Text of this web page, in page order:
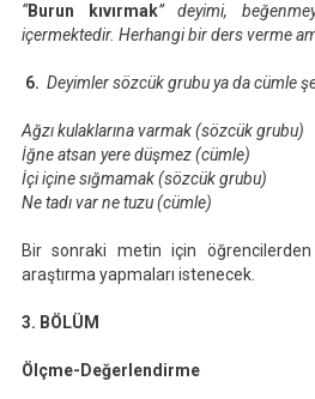
“Burun kıvırmak” deyimi,
içermektedir. Herhangi bir ders verme
6. Deyimlersözcük grubu ya da cümle
Ağzı kulaklarına varmak (sözcük grubu)
İğne atsan yere düşmez (cümle)
İçi içine sığmamak (sözcük grubu)
Ne tadı var ne tuzu (cümle)
Bir sonraki metin için
araştırma yapmaları istenecek.
3. BÖLÜM
Ölçme-Değerlendirme